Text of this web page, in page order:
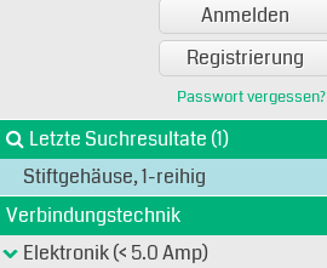
Anmelden
Registrierung
Passwort vergessen?
Letzte Suchresultate (1)
Stiftgehäuse, 1-reihig
Verbindungstechnik
Elektronik (< 5.0 Amp)